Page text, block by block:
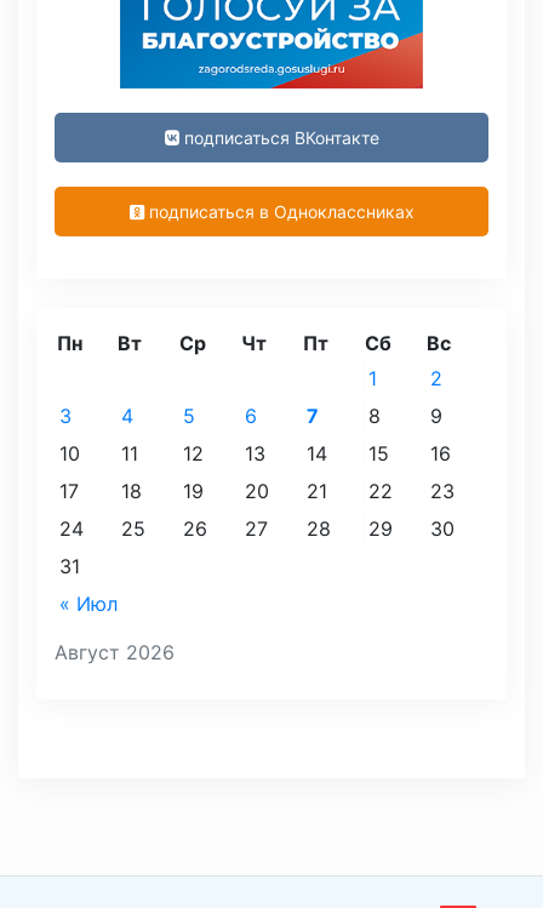
подписаться ВКонтакте
подписаться в Одноклассниках
Август 2026
Пн Вт Ср Чт Пт Сб Вс
« Июл
1
2
3
4 5 6 7 8
9
10
11 12 13 14 15
16
17
18 19 20 21 22
23
24
25 26 27 28 29
30
31